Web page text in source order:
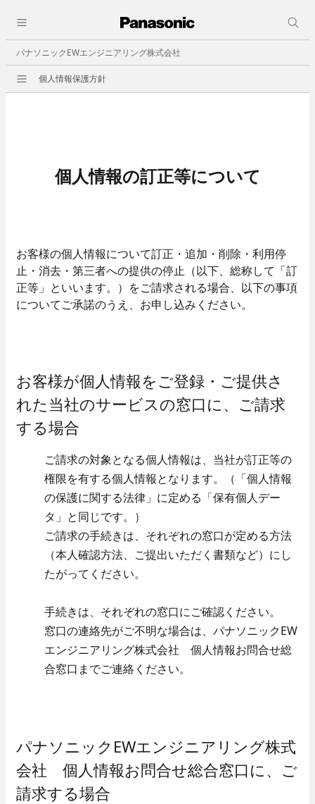
パナソニックEWエンジニアリング株式会社
個人情報保護方針
個人情報の訂正等について
お客様の個人情報について訂正・追加・削除・利用停
止・消去・第三者への提供の停止（以下、総称して「訂
正等」といいます。）をご請求される場合、以下の事項
についてご承諾のうえ、お申し込みください。
お客様が個人情報をご登録・ご提供さ
れた当社のサービスの窓口に、ご請求
する場合
ご請求の対象となる個人情報は、当社が訂正等の
権限を有する個人情報となります。（「個人情報
の保護に関する法律」に定める「保有個人デー
タ」と同じです。）
ご請求の手続きは、それぞれの窓口が定める方法
（本人確認方法、ご提出いただく書類など）にし
たがってください。
手続きは、それぞれの窓口にご確認ください。
窓口の連絡先がご不明な場合は、パナソニックEW
エンジニアリング株式会社 個人情報お問合せ総
合窓口までご連絡ください。
パナソニックEWエンジニアリング株式
会社 個人情報お問合せ総合窓口に、ご
請求する場合
close
会社情報
会社概要
- 中央監視
- 照明制御
- ビル空調自動制御機器
- 省エネその他
エンターテインメント
- 大型映像
- AV音響機器
Well-Being
エネルギーマネジメント
- 太陽光発電システム
- 蓄電池システム
カスタマーサービス
- 保守点検
- 部品交換
- 緊急対応
人と仕事
- 職種紹介
- 先輩社員インタビュー
人と仕事
先輩社員インタビュー
技術系総合職
先輩社員インタビュー
事務系総合職
働く環境
数字で見るパナソニック